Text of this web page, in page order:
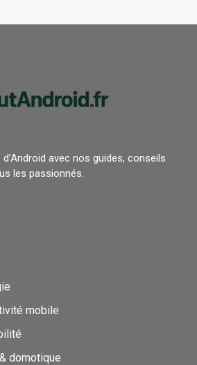
avec nos guides, conseils
les passionnés.
mobile
domotique